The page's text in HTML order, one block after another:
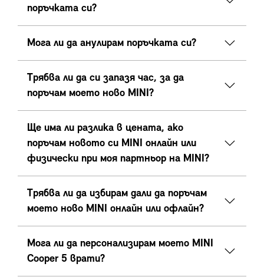
поръчката си?
Мога ли да анулирам поръчката си?
Трябва ли да си запазя час, за да
поръчам моето ново MINI?
Ще има ли разлика в цената, ако
поръчам новото си MINI онлайн или
физически при моя партньор на MINI?
Трябва ли да избирам дали да поръчам
моето ново MINI онлайн или офлайн?
Мога ли да персонализирам моето MINI
Cooper 5 врати?